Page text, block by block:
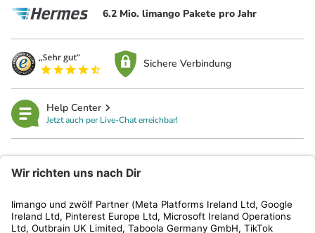
6.2 Mio. limango Pakete pro Jahr
Sichere Verbindung
Help Center
Jetzt auch per Live-Chat erreichbar!
Kundenservice